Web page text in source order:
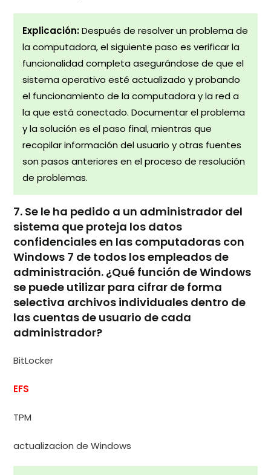
Explicación:Después de resolver un problema de
la computadora, el siguiente paso es verificar la
funcionalidad completa asegurándose de que el
sistema operativo esté actualizado y probando
el funcionamiento de la computadora y la red a
la que está conectado. Documentar el problema
y la solución es el paso final, mientras que
recopilar información del usuario y otras fuentes
son pasos anteriores en el proceso de resolución
de problemas.
7. Se le ha pedido a un administrador del
sistema que proteja los datos
confidenciales en las computadoras con
Windows 7 de todos los empleados de
administración. ¿Qué función de Windows
se puede utilizar para cifrar de forma
selectiva archivos individuales dentro de
las cuentas de usuario de cada
administrador?
BitLocker
EFS
TPM
actualizacion de Windows